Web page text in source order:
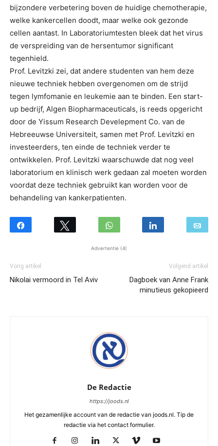
bijzondere verbetering boven de huidige chemotherapie,
welke kankercellen doodt, maar welke ook gezonde
cellen aantast. In Laboratoriumtesten bleek dat het virus
de verspreiding van de hersentumor significant
tegenhield.
Prof. Levitzki zei, dat andere studenten van hem deze
nieuwe techniek hebben overgenomen om de strijd
tegen lymfomanie en leukemie aan te binden. Een start-
up bedrijf, Algen Biopharmaceuticals, is reeds opgericht
door de Yissum Research Develepment Co. van de
Hebreeuwse Universiteit, samen met Prof. Levitzki en
investeerders, ten einde de techniek verder te
ontwikkelen. Prof. Levitzki waarschuwde dat nog veel
laboratorium en klinisch werk gedaan zal moeten worden
voordat deze techniek gebruikt kan worden voor de
behandeling van kankerpatienten.
Advertentie (4)
Vorig artikel
Nikolai vermoord in Tel Aviv
Volgend artikel
Dagboek van Anne Frank
minutieus gekopieerd
De Redactie
https://joods.nl
Het gezamenlijke account van de redactie van joods.nl. Tip de
redactie via het contact formulier.